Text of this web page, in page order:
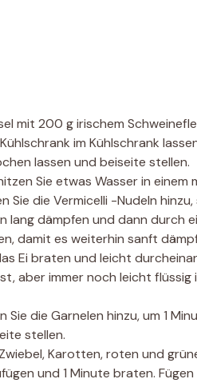
mit 200 g irischem
im Kühlschrank
lassen und beiseite stellen.
Sie etwas Wasser in einem
Sie die Vermicelli -Nudeln
lang dämpfen und dann durch
damit es weiterhin sanft
Ei braten und leicht
aber immer noch leicht flüssig
die Garnelen hinzu, um 1
stellen.
Karotten, roten und
und 1 Minute braten. Fügen